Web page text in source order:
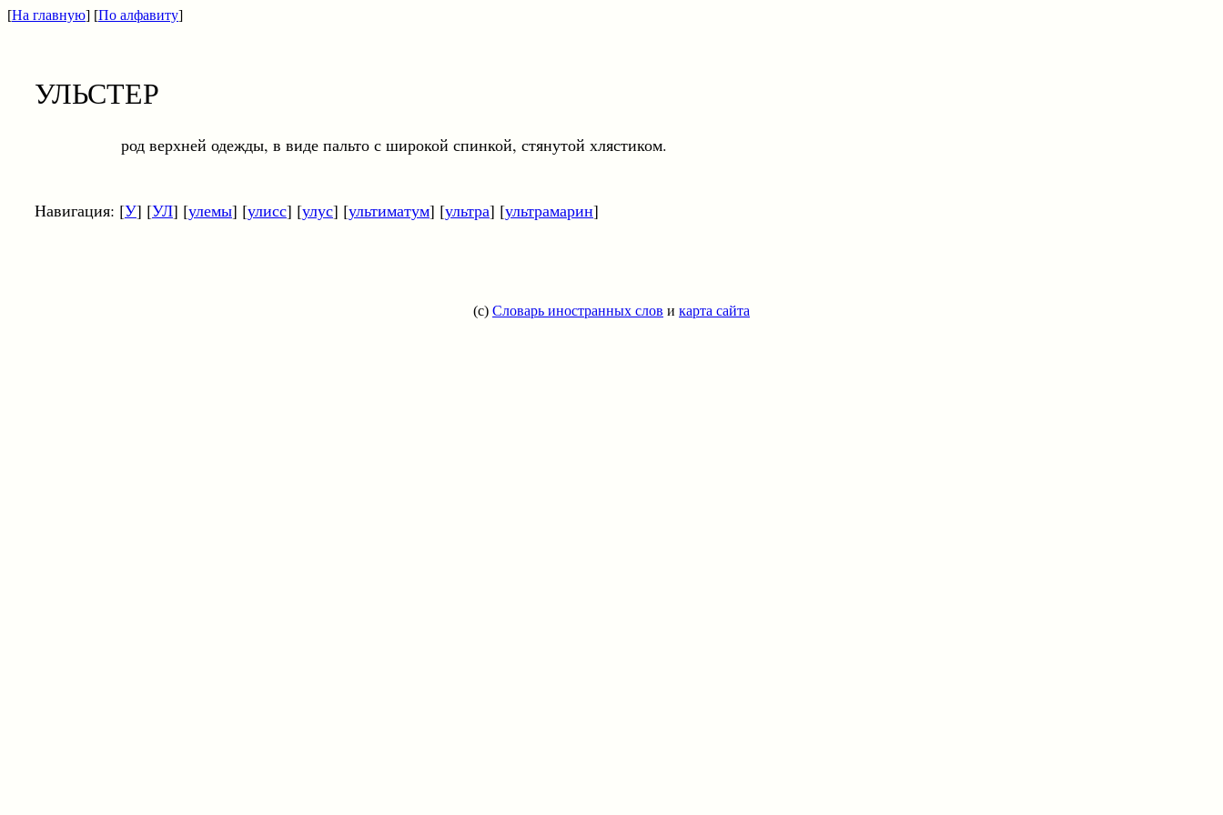
[На главную] [По алфавиту]
УЛЬСТЕР
род верхней одежды, в виде пальто с широкой спинкой, стянутой хлястиком.
Навигация: [У] [УЛ] [улемы] [улисс] [улус] [ультиматум] [ультра] [ультрамарин]
(c) Словарь иностранных слов и карта сайта